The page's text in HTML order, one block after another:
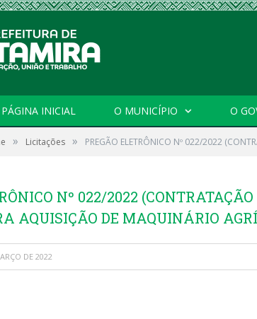
PÁGINA INICIAL O MUNICÍPIO O
» Licitações » PREGÃO ELETRÔNICO Nº 022/2022
Nº 022/2022 (CONTRATAÇÃO
AQUISIÇÃO DE MAQUINÁRIO
DE 2022